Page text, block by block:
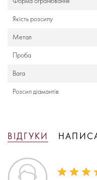
Якість розсипу
Метал
Проба
Вага
Розсип діамантів
ВІДГУКИ